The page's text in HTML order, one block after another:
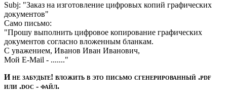
Subj: "Заказ на изготовление цифровых копий графических
документов"
Само письмо:
"Прошу выполнить цифровое копирование графических
документов согласно вложенным бланкам.
С уважением, Иванов Иван Иванович,
Мой E-Mail - ......."
И не забудьте! вложить в это письмо сгенерированный .pdf
или .doc - файл.